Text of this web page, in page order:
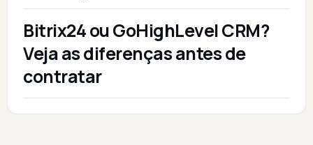
Bitrix24 ou GoHighLevel CRM?
Veja as diferenças antes de
contratar